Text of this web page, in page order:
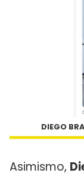
DIEGO
Asimismo,